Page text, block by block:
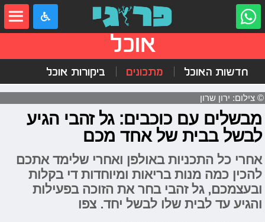
אוכל
חדשות האוכל מתכונים ביקורות אוכל
© צילום: ירון שרון
מבשלים עם כוכבים: גל זהבי הגיע
לבשל בבית של אחד מכם
אחרי כל התכניות באולפן ואחרי שלימד אתכם
להכין כמה מנות בריאות ומיוחדות די בקלות
ובעצמכם, גל זהבי בחר את הזוכה בפעילות
והגיע עד לבית שלו לבשל יחד. צפו